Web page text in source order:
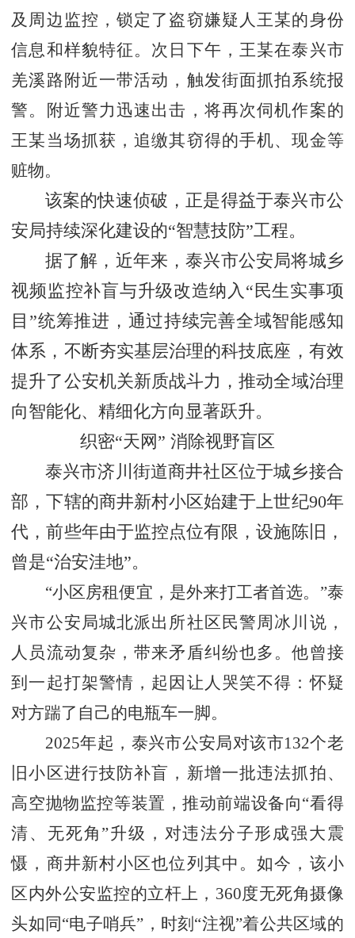
及周边监控，锁定了盗窃嫌疑人王某的身份
信息和样貌特征。次日下午，王某在泰兴市
羌溪路附近一带活动，触发街面抓拍系统报
警。附近警力迅速出击，将再次伺机作案的
王某当场抓获，追缴其窃得的手机、现金等
赃物。
该案的快速侦破，正是得益于泰兴市公
安局持续深化建设的“智慧技防”工程。
据了解，近年来，泰兴市公安局将城乡
视频监控补盲与升级改造纳入 “民生实事项
目”统筹推进，通过持续完善全域智能感知
体系，不断夯实基层治理的科技底座，有效
提升了公安机关新质战斗力，推动全域治理
向智能化、精细化方向显著跃升。
织密“天网” 消除视野盲区
泰兴市济川街道商井社区位于城乡接合
部，下辖的商井新村小区始建于上世纪90年
代，前些年由于监控点位有限，设施陈旧，
曾是“治安洼地”。
“小区房租便宜，是外来打工者首选。”泰
兴市公安局城北派出所社区民警周冰川说，
人员流动复杂，带来矛盾纠纷也多。他曾接
到一起打架警情，起因让人哭笑不得：怀疑
对方踹了自己的电瓶车一脚。
2025年起，泰兴市公安局对该市132个老
旧小区进行技防补盲，新增一批违法抓拍、
高空抛物监控等装置，推动前端设备向“看得
清、无死角”升级，对违法分子形成强大震
慑，商井新村小区也位列其中。如今，该小
区内外公安监控的立杆上，360度无死角摄像
头如同“电子哨兵”，时刻“注视”着公共区域的